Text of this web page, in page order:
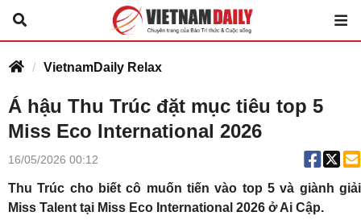
VietnamDaily Relax
Á hậu Thu Trúc đặt mục tiêu top 5
Miss Eco International 2026
16/05/2026 00:12
Thu Trúc cho biết cô muốn tiến vào top 5 và giành giải
Miss Talent tại Miss Eco International 2026 ở Ai Cập.